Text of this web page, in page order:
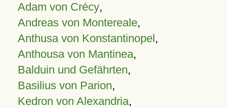
Adam von Crécy,
Andreas von Montereale,
Anthusa von Konstantinopel,
Anthousa von Mantinea,
Balduin und Gefährten,
Basilius von Parion,
Kedron von Alexandria,